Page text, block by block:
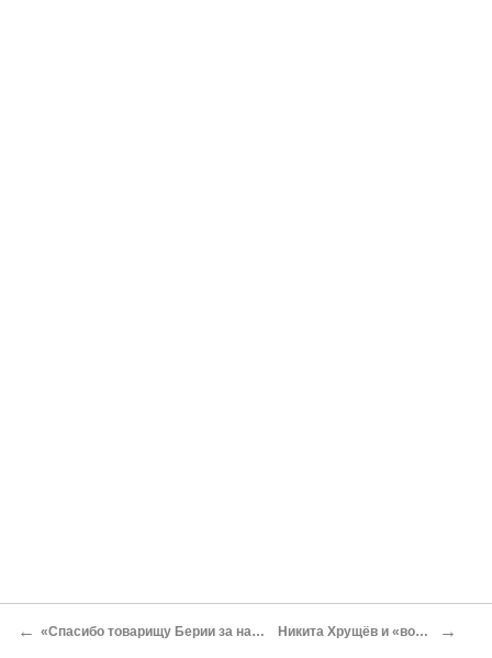
← «Спасибо товарищу Берии за наши мужицкие войны» Никита Хрущёв и «воровская ломка» →